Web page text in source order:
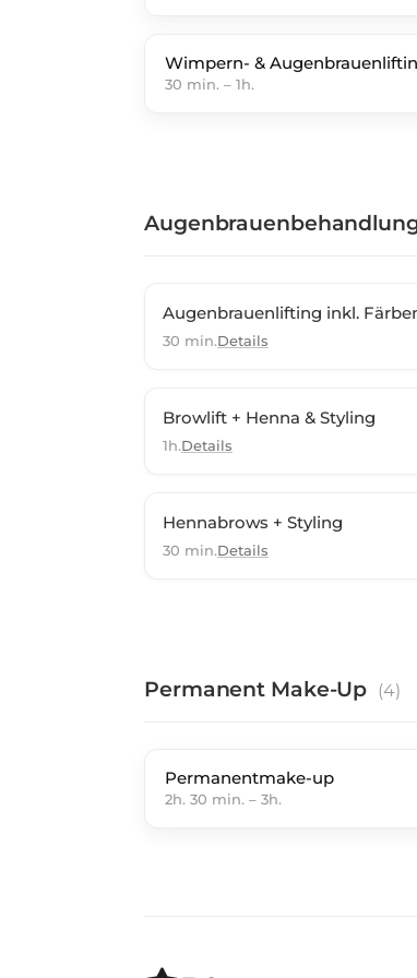
Wimpern- &
30 min. – 1h.
Augenbrauenlifting inkl.
30 min.Details
Browlift + Henna & Styling
1h.Details
Hennabrows + Styling
30 min.Details
Permanent Make-Up (4)
Permanentmake-up
2h. 30 min. – 3h.